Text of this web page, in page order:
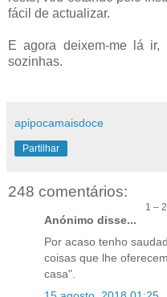
fácil de actualizar.
E agora deixem-me lá
sozinhas.
apipocamaisdoce
Partilhar
248 comentários:
1 –
Anónimo disse...
Por acaso tenho
coisas que lhe
casa".